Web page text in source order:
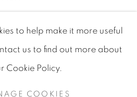
to help make it more useful
us to find out more about
Cookie Policy.
COOKIES